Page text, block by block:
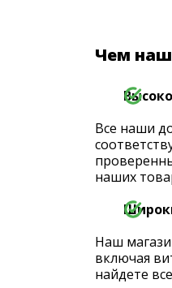
Чем наш
Все наши
наших
Наш
включая
найдете